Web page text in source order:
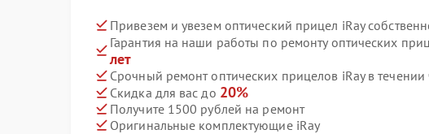
Привезем и увезем оптический прицел iRay
Гарантия на наши работы по ремонту оптических
лет
Срочный ремонт оптических прицелов iRay в течении
Скидка для вас до 20%
Получите 1500 рублей на ремонт
Оригинальные комплектующие iRay